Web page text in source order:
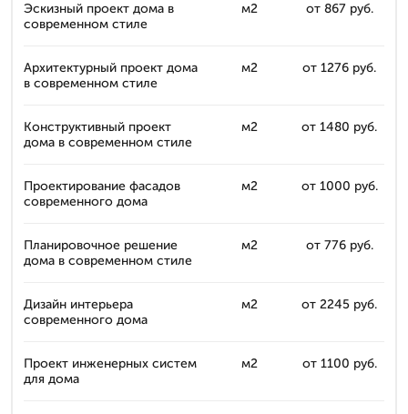
Эскизный проект дома в
современном стиле
м2 от 867 руб.
Архитектурный проект дома
в современном стиле
м2 от 1276 руб.
Конструктивный проект
дома в современном стиле
м2 от 1480 руб.
Проектирование фасадов
современного дома
м2 от 1000 руб.
Планировочное решение
дома в современном стиле
м2 от 776 руб.
Дизайн интерьера
современного дома
м2 от 2245 руб.
Проект инженерных систем
для дома
м2 от 1100 руб.